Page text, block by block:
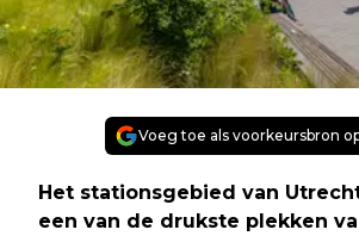
Voeg toe als voorkeursbron
Het stationsgebied van
een van de drukste plekken